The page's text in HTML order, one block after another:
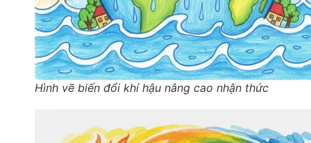
Hình vẽ biến đổi khí hậu nâng cao nhận thức